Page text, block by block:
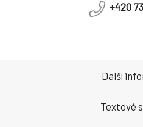
+420
Další
Textové